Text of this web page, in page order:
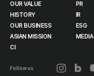
OUR VALUE
HISTORY
OUR BUSINESS
ASIAN MISSION
CI
PR
IR
ESG
MEDIA
Follow us